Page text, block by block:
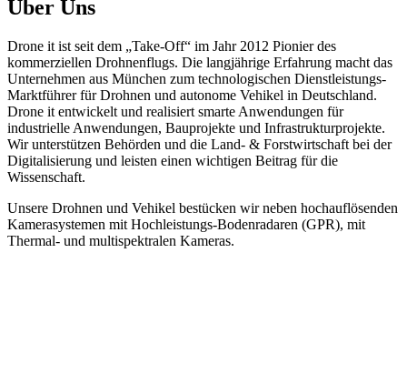
Über Uns
Drone it ist seit dem „Take-Off“ im Jahr 2012 Pionier des
kommerziellen Drohnenflugs. Die langjährige Erfahrung macht das
Unternehmen aus München zum technologischen Dienstleistungs-
Marktführer für Drohnen und autonome Vehikel in Deutschland.
Drone it entwickelt und realisiert smarte Anwendungen für
industrielle Anwendungen, Bauprojekte und Infrastrukturprojekte.
Wir unterstützen Behörden und die Land- & Forstwirtschaft bei der
Digitalisierung und leisten einen wichtigen Beitrag für die
Wissenschaft.
Unsere Drohnen und Vehikel bestücken wir neben hochauflösenden
Kamerasystemen mit Hochleistungs-Bodenradaren (GPR), mit
Thermal- und multispektralen Kameras.